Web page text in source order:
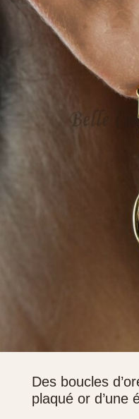
Des boucles
plaqué or d’une